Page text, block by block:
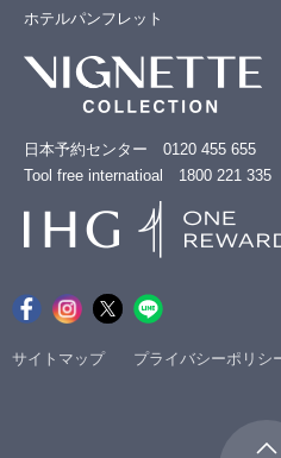
ホテルパンフレット
日本予約センター 0120 455 655
Tool free internatioal 1800 221 335
サイトマップ プライバシーポリシ